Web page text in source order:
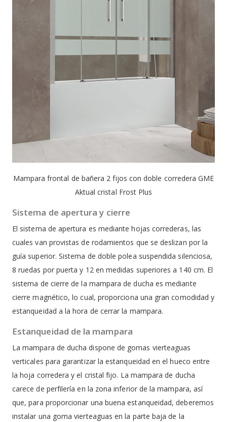
Mampara frontal de bañera 2 fijos con doble corredera GME
Aktual cristal Frost Plus
Sistema de apertura y cierre
El sistema de apertura es mediante hojas correderas, las
cuales van provistas de rodamientos que se deslizan por la
guía superior. Sistema de doble polea suspendida silenciosa,
8 ruedas por puerta y 12 en medidas superiores a 140 cm. El
sistema de cierre de la mampara de ducha es mediante
cierre magnético, lo cual, proporciona una gran comodidad y
estanqueidad a la hora de cerrar la mampara.
Estanqueidad de la mampara
La mampara de ducha dispone de gomas vierteaguas
verticales para garantizar la estanqueidad en el hueco entre
la hoja corredera y el cristal fijo. La mampara de ducha
carece de perfilería en la zona inferior de la mampara, así
que, para proporcionar una buena estanqueidad, deberemos
instalar una goma vierteaguas en la parte baja de la